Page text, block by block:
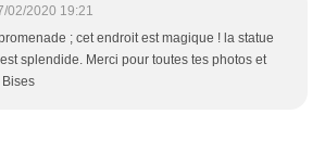
02/2020 19:21
; cet endroit est magique ! la statue
splendide. Merci pour toutes tes photos et